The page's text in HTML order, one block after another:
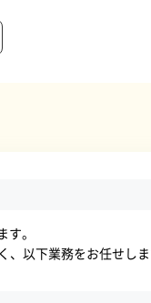
。
以下業務をお任せしま